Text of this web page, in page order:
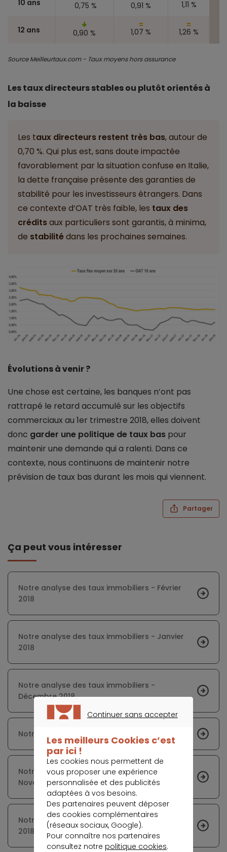
10 ans 0,75 % 0,91 % 1,11 %
12 ans 0,90 % 1,07 % 1,26 %
Source Meilleurtaux.com - Taux moyens hors assurance
Les taux directeurs stables ou plutôt orientés à
la baisse
Les taux directeurs restent très bas, autour de
0,70 %. Qui plus est, sans doute impactée
favorablement par la situation confuse en Italie,
la dette française présente des garanties de
stabilité pour les investisseurs étrangers. Dans
ce contexte d’OAT très faible, les taux des
créditsaux particuliers sont garantis, à minima,
de stabilitédans les prochaines semaines.
Évolutions à venir ?
Une chose est certaine, les banques n’ont pas
rattrapé le retard accumulé sur les objectifs
commerciaux au 1er trimestre 2018, elles doivent
donc garder une politique de taux bas pour
maintenir une demande qui a ralenti. Dans ce
contexte, nous continuons de maintenir notre
prévision de taux bas durant les mois qui viennent.
Partager
Ça peut vous intéresser
Notre analyse des taux immobiliers - Février
2018
Notre analyse des taux immobiliers - Janvier
2018
Notre analyse des taux immobiliers -
Décembre 2018
Notre analyse des taux immobiliers - Août 2018
Notre analyse des taux immobiliers -
Novembre 2018
Notre analyse des taux immobiliers - Juillet
2018
Continuer sans accepter
Les meilleurs Cookies c’est
par ici !
Les cookies nous permettent de
vous proposer une expérience
personnalisée et des publicités
adaptées à vos besoins.
Des partenaires peuvent déposer
des cookies complémentaires
(réseaux sociaux, Google).
Pour connaître nos partenaires
consultez notre politique cookies.